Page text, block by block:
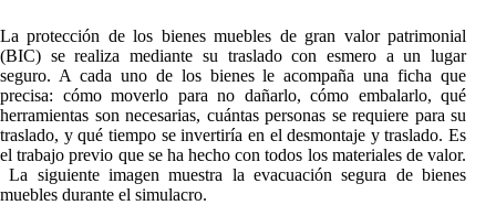
La protección de los bienes muebles de gran valor patrimonial
(BIC) se realiza mediante su traslado con esmero a un lugar
seguro. A cada uno de los bienes le acompaña una ficha que
precisa: cómo moverlo para no dañarlo, cómo embalarlo, qué
herramientas son necesarias, cuántas personas se requiere para su
traslado, y qué tiempo se invertiría en el desmontaje y traslado. Es
el trabajo previo que se ha hecho con todos los materiales de valor.
La siguiente imagen muestra la evacuación segura de bienes
muebles durante el simulacro.